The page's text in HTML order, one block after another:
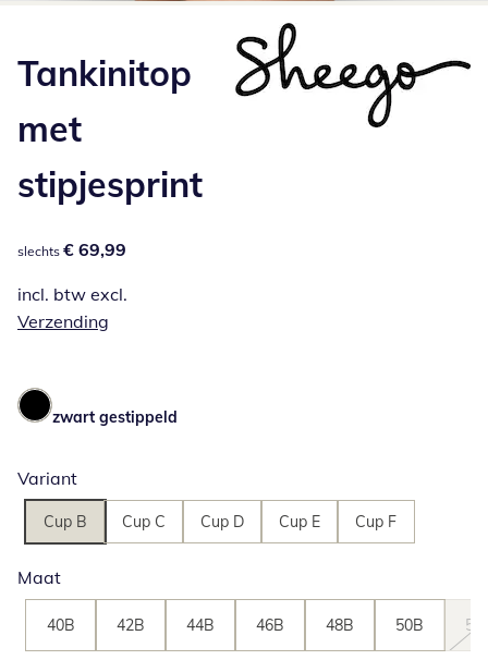
Tankinitop
met
stipjesprint
€ 69,99
slechts € 69,99
incl. btw excl.
Verzending
zwart gestippeld
Variant
Cup B Cup C Cup D Cup E Cup F
Maat
40B 42B 44B 46B 48B 50B